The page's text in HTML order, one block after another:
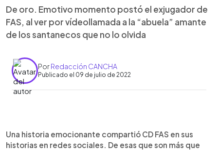
De oro. Emotivo momento postó el exjugador de
FAS, al ver por vídeollamada a la “abuela” amante
de los santanecos que no lo olvida
PorRedacción CANCHA
Publicado el 09 de julio de 2022
Escuchar artículo
Una historia emocionante compartió CD FAS en sus
historias en redes sociales. De esas que son más que